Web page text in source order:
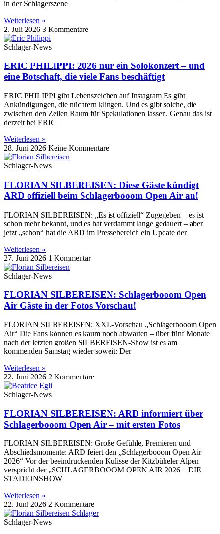
in der Schlagerszene
Weiterlesen »
2. Juli 2026 3 Kommentare
Schlager-News
ERIC PHILIPPI: 2026 nur ein Solokonzert – und
eine Botschaft, die viele Fans beschäftigt
ERIC PHILIPPI gibt Lebenszeichen auf Instagram Es gibt
Ankündigungen, die nüchtern klingen. Und es gibt solche, die
zwischen den Zeilen Raum für Spekulationen lassen. Genau das ist
derzeit bei ERIC
Weiterlesen »
28. Juni 2026 Keine Kommentare
Schlager-News
FLORIAN SILBEREISEN: Diese Gäste kündigt
ARD offiziell beim Schlagerbooom Open Air an!
FLORIAN SILBEREISEN: „Es ist offiziell“ Zugegeben – es ist
schon mehr bekannt, und es hat verdammt lange gedauert – aber
jetzt „schon“ hat die ARD im Pressebereich ein Update der
Weiterlesen »
27. Juni 2026 1 Kommentar
Schlager-News
FLORIAN SILBEREISEN: Schlagerbooom Open
Air Gäste in der Fotos Vorschau!
FLORIAN SILBEREISEN: XXL-Vorschau „Schlagerbooom Open
Air“ Die Fans können es kaum noch abwarten – über fünf Monate
nach der letzten großen SILBEREISEN-Show ist es am
kommenden Samstag wieder soweit: Der
Weiterlesen »
22. Juni 2026 2 Kommentare
Schlager-News
FLORIAN SILBEREISEN: ARD informiert über
Schlagerbooom Open Air – mit ersten Fotos
FLORIAN SILBEREISEN: Große Gefühle, Premieren und
Abschiedsmomente: ARD feiert den „Schlagerbooom Open Air
2026“ Vor der beeindruckenden Kulisse der Kitzbüheler Alpen
verspricht der „SCHLAGERBOOOM OPEN AIR 2026 – DIE
STADIONSHOW
Weiterlesen »
22. Juni 2026 2 Kommentare
Schlager-News